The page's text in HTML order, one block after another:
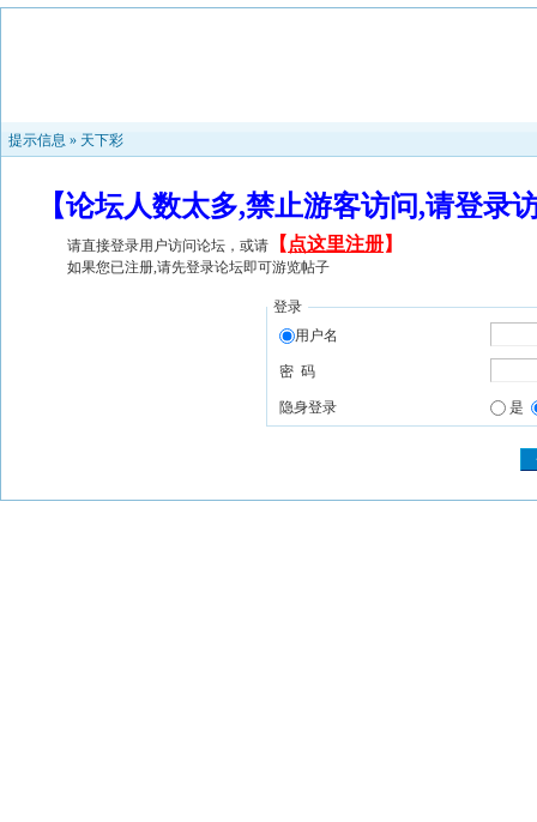
提示信息 » 天下彩
【论坛人数太多,禁止游客访问,请登
请直接登录用户访问论坛，或请 【 点这里注册】
如果您已注册,请先登录论坛即可游览帖子
登录
用户名
密 码
隐身登录 是